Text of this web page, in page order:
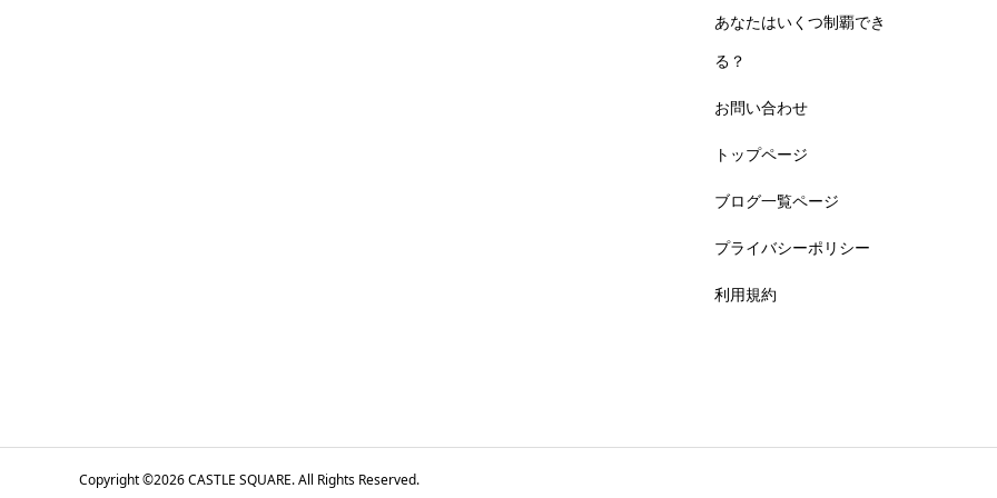
あなたはいくつ制覇でき
る？
お問い合わせ
トップページ
ブログ一覧ページ
プライバシーポリシー
利用規約
Copyright ©2026CASTLE SQUARE. All Rights Reserved.